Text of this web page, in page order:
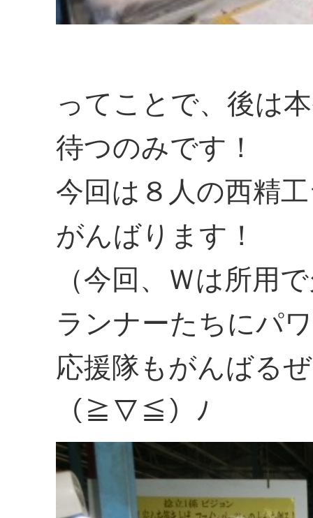
ってことで、後は
待つのみです！
今回は８人の西精
がんばります！
（今回、Ｗは所用
ランナーたちにパ
応援隊もがんばる
（≧▽≦）ﾉ